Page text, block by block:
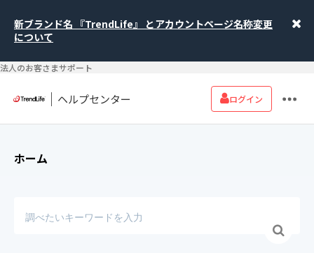
新ブランド名 『TrendLife』 とアカウントページ名称変更
について
法人のお客さまサポート
ヘルプセンター ログイン
ホーム